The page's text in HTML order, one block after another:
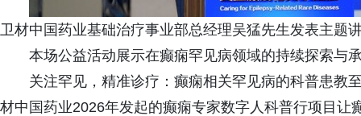
卫材中国药业基础治疗事业部总经理吴猛先生发表主题
本场公益活动展示在癫痫罕见病领域的持续探索与
关注罕见，精准诊疗：癫痫相关罕见病的科普患教
材中国药业2026年发起的癫痫专家数字人科普行项目